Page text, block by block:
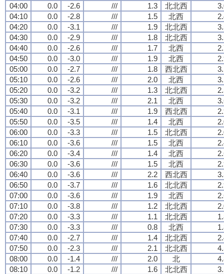
04:00
0.0 -2.6 /// 1.3 北北西
04:10
0.0 -2.8 /// 1.5 北西
04:20
0.0 -3.1 /// 1.9 北北西
04:30
0.0 -2.9 /// 1.8 北北西
04:40
0.0 -2.6 /// 1.7 北西
04:50
0.0 -3.0 /// 1.9 北西
05:00
0.0 -2.7 /// 1.8 西北西
05:10
0.0 -2.6 /// 2.0 北西
05:20
0.0 -3.2 /// 1.3 北北西
05:30
0.0 -3.2 /// 2.1 北西
05:40
0.0 -3.1 /// 1.9 西北西
05:50
0.0 -3.5 /// 1.4 北西
06:00
0.0 -3.3 /// 1.5 北北西
06:10
0.0 -3.6 /// 1.5 北西
06:20
0.0 -3.4 /// 1.4 北西
06:30
0.0 -3.6 /// 1.5 北西
06:40
0.0 -3.6 /// 2.2 西北西
06:50
0.0 -3.7 /// 1.6 北北西
07:00
0.0 -3.6 /// 1.9 北西
07:10
0.0 -3.8 /// 1.2 北北西
07:20
0.0 -3.3 /// 1.1 北北西
07:30
0.0 -3.3 /// 0.8 北西
07:40
0.0 -2.7 /// 1.4 北北西
07:50
0.0 -2.3 /// 2.1 北北西
08:00
0.0 -1.4 /// 2.0 北
08:10
0.0 -1.2 /// 1.6 北北西